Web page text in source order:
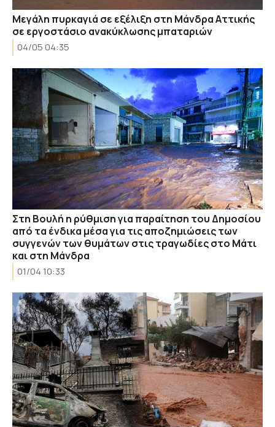
Μεγάλη πυρκαγιά σε εξέλιξη στη Μάνδρα Αττικής
σε εργοστάσιο ανακύκλωσης μπαταριών
04/05 04:35
Στη Βουλή η ρύθμιση για παραίτηση του Δημοσίου
από τα ένδικα μέσα για τις αποζημιώσεις των
συγγενών των θυμάτων στις τραγωδίες στο Μάτι
και στη Μάνδρα
01/04 10:33